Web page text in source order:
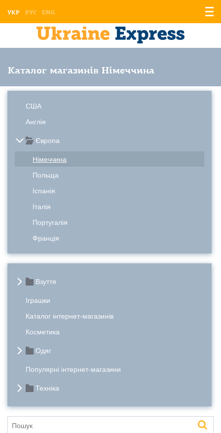
УКР РУС ENG
Каталог магазинів Німеччина
США
Англія
Європа
Німеччина
Польща
Іспанія
Італія
Португалія
Франція
Взуття
Іграшки
Каталог інтернет-магазинів
Косметика
Одяг
Популярні інтернет-магазини
Техніка